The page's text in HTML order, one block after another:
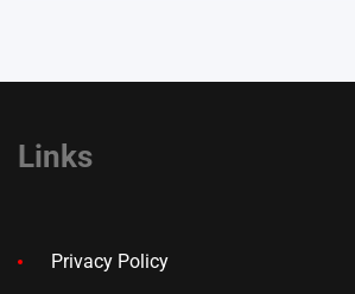
Links
Privacy Policy